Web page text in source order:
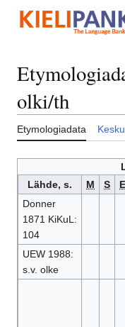
sisältöön
olki/th
Etymologiadata
Lähde, s.
M S E
Donner
1871 KiKuL:
104
UEW 1988:
s.v. olke